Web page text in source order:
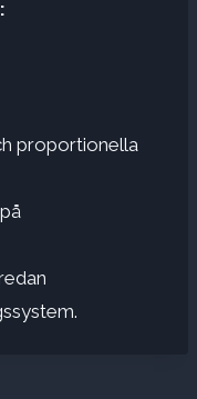
proportionella